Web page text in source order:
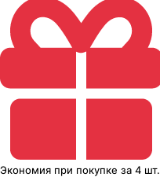
Экономия при покупке за 4 шт.